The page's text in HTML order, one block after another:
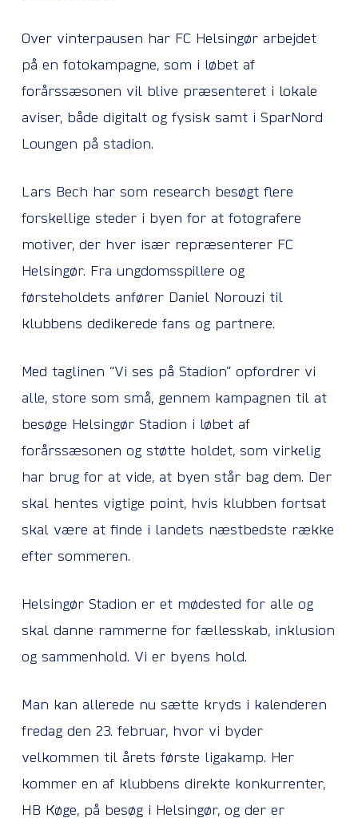
Over vinterpausen har FC Helsingør arbejdet
på en fotokampagne, som i løbet af
forårssæsonen vil blive præsenteret i lokale
aviser, både digitalt og fysisk samt i SparNord
Loungen på stadion.
Lars Bech har som research besøgt flere
forskellige steder i byen for at fotografere
motiver, der hver især repræsenterer FC
Helsingør. Fra ungdomsspillere og
førsteholdets anfører Daniel Norouzi til
klubbens dedikerede fans og partnere.
Med taglinen “Vi ses på Stadion” opfordrer vi
alle, store som små, gennem kampagnen til at
besøge Helsingør Stadion i løbet af
forårssæsonen og støtte holdet, som virkelig
har brug for at vide, at byen står bag dem. Der
skal hentes vigtige point, hvis klubben fortsat
skal være at finde i landets næstbedste række
efter sommeren.
Helsingør Stadion er et mødested for alle og
skal danne rammerne for fællesskab, inklusion
og sammenhold. Vi er byens hold.
Man kan allerede nu sætte kryds i kalenderen
fredag den 23. februar, hvor vi byder
velkommen til årets første ligakamp. Her
kommer en af klubbens direkte konkurrenter,
HB Køge, på besøg i Helsingør, og der er